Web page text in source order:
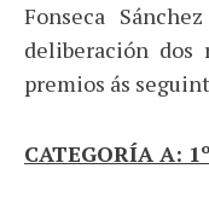
Fonseca
deliberación dos
premios ás
CATEGORÍA A: